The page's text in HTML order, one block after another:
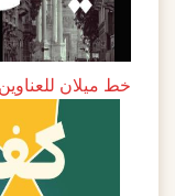
خط ميلان للعناوين